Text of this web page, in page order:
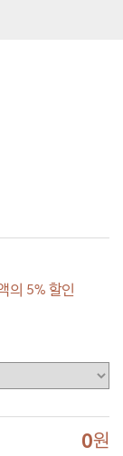
의 5% 할인
0원